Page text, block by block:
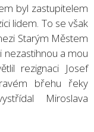
byl zastupitelem
lidem. To se však
Starým Městem
nezastihnou a mou
rezignaci Josef
břehu řeky
Miroslava